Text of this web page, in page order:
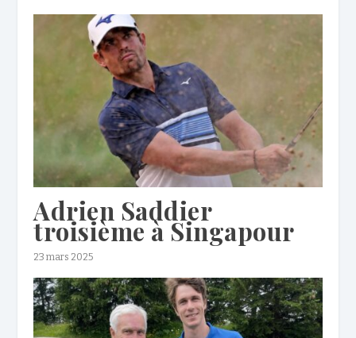
Adrien Saddier
troisième à Singapour
23 mars 2025